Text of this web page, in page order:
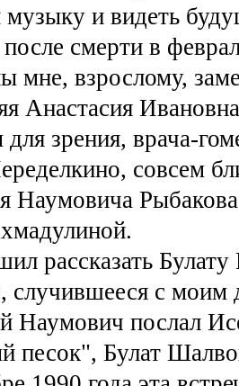
музыку и видеть
смерти в
мне, взрослому,
Анастасия
зрения, врача-
совсем
Наумовича
рассказать
случившееся с
Наумович послал
песок", Булат